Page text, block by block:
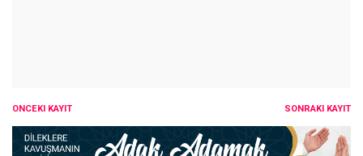
SONRAKI KAYIT
ÖNCEKI KAYIT